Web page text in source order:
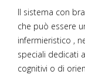
Il sistema con
che può essere
infermieristico ,
speciali dedicati
cognitivi o di